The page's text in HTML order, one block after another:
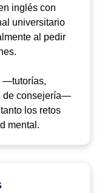
inglés con
universitario
al pedir
—tutorías,
de consejería—
los retos
mental.